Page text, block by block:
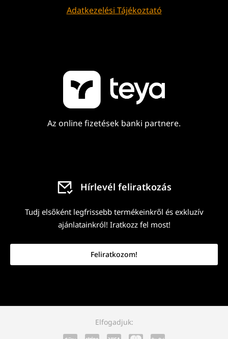
Adatkezelési Tájékoztató
Az online fizetések banki partnere.
Hírlevél feliratkozás
Tudj elsőként legfrissebb termékeinkről és exkluzív
ajánlatainkról! Iratkozz fel most!
Feliratkozom!
Elfogadjuk: